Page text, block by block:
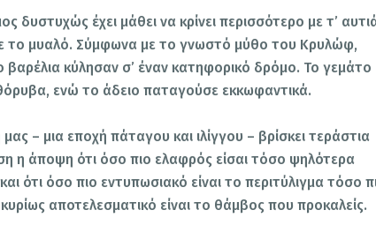
δυστυχώς έχει μάθει να κρίνει περισσότερο με τ’
το μυαλό. Σύμφωνα με το γνωστό μύθο του Κρυλώφ,
βαρέλια κύλησαν σ’ έναν κατηφορικό δρόμο. Το γεμάτο
ενώ το άδειο παταγούσε εκκωφαντικά.
– μια εποχή πάταγου και ιλίγγου – βρίσκει τεράστια
η άποψη ότι όσο πιο ελαφρός είσαι τόσο ψηλότερα
και ότι όσο πιο εντυπωσιακό είναι το περιτύλιγμα τόσο
αποτελεσματικό είναι το θάμβος που προκαλείς.